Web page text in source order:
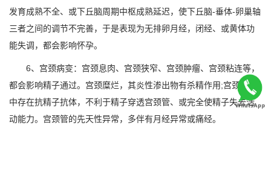
发育成熟不全、或下丘脑周期中枢成熟延迟，使下丘脑-垂体-卵巢轴
三者之间的调节不完善，于是表现为无排卵月经，闭经、或黄体功
能失调，都会影响怀孕。
6、宫颈病变：宫颈息肉、宫颈狭窄、宫颈肿瘤、宫颈粘连等，
都会影响精子通过。宫颈糜烂，其炎性渗出物有杀精作用;宫颈粘液
中存在抗精子抗体，不利于精子穿透宫颈管、或完全使精子失去活
动能力。宫颈管的先天性异常，多伴有月经异常或痛经。